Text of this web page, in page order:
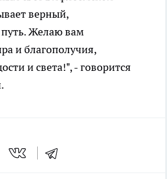
верный,
Желаю вам
и благополучия,
и света!", - говорится